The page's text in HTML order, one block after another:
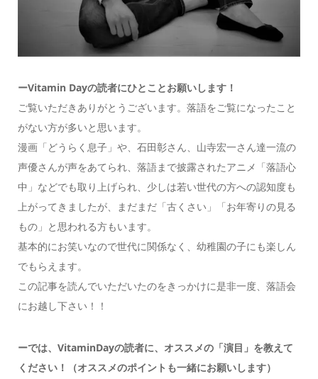
ーVitamin Dayの読者にひとことお願いします！
ご覧いただきありがとうございます。落語をご覧になったこと
がない方が多いと思います。
漫画「どうらく息子」や、石田彰さん、山寺宏一さん達一流の
声優さんが声をあてられ、落語まで披露されたアニメ「落語心
中」などでも取り上げられ、少しは若い世代の方への認知度も
上がってきましたが、まだまだ「古くさい」「お年寄りの見る
もの」と思われる方もいます。
基本的にお笑いなので世代に関係なく、幼稚園の子にも楽しん
でもらえます。
この記事を読んでいただいたのをきっかけに是非一度、落語会
にお越し下さい！！
ーでは、VitaminDayの読者に、オススメの「演目」を教えて
ください！（オススメのポイントも一緒にお願いします）